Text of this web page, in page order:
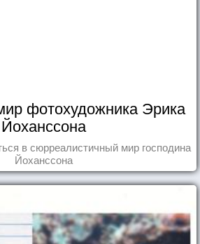
фотохудожника Эрика
Йоханссона
в сюрреалистичный мир господина
Йоханссона